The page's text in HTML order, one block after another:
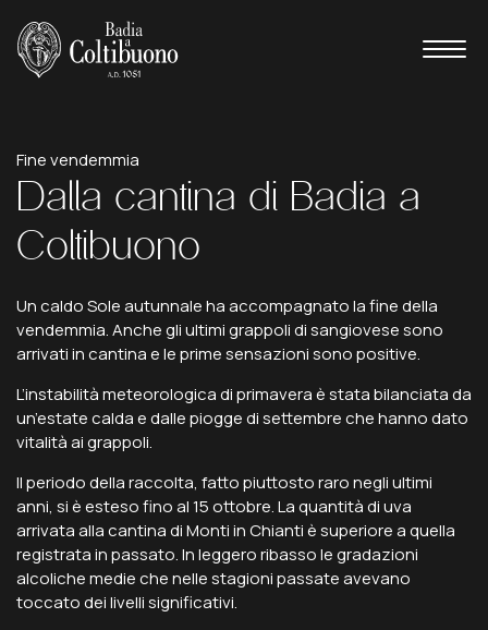
Il profumo del mosto
Fine vendemmia
Dalla cantina di Badia a
Coltibuono
Un caldo Sole autunnale ha accompagnato la fine della
vendemmia. Anche gli ultimi grappoli di sangiovese sono
arrivati in cantina e le prime sensazioni sono positive.
L’instabilità meteorologica di primavera è stata bilanciata da
un’estate calda e dalle piogge di settembre che hanno dato
vitalità ai grappoli.
Il periodo della raccolta, fatto piuttosto raro negli ultimi
anni, si è esteso fino al 15 ottobre. La quantità di uva
arrivata alla cantina di Monti in Chianti è superiore a quella
registrata in passato. In leggero ribasso le gradazioni
alcoliche medie che nelle stagioni passate avevano
toccato dei livelli significativi.